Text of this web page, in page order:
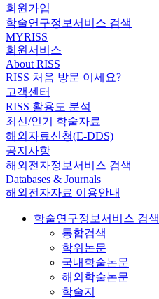
회원가입
학술연구정보서비스 검색
MYRISS
회원서비스
About RISS
RISS 처음 방문 이세요?
고객센터
RISS 활용도 분석
최신/인기 학술자료
해외자료신청(E-DDS)
공지사항
해외전자정보서비스 검색
Databases & Journals
해외전자자료 이용안내
학술연구정보서비스 검색
통합검색
학위논문
국내학술논문
해외학술논문
학술지